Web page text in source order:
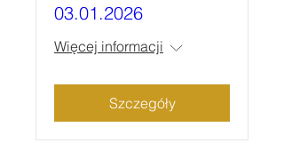
03.01.2026
Więcej informacji
Szczegóły